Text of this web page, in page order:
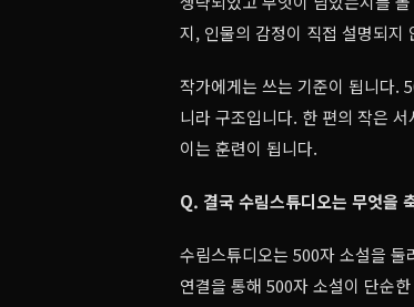
지, 인물의 감정이 직접 설명되지
작가에게는 쓰는 기준이 됩니다.
니라 구조입니다. 한 편의 작은
이는 훈련이 됩니다.
Q. 결국 수림스튜디오는 무엇을
수림스튜디오는 500자 소설을
연결을 통해 500자 소설이 단순